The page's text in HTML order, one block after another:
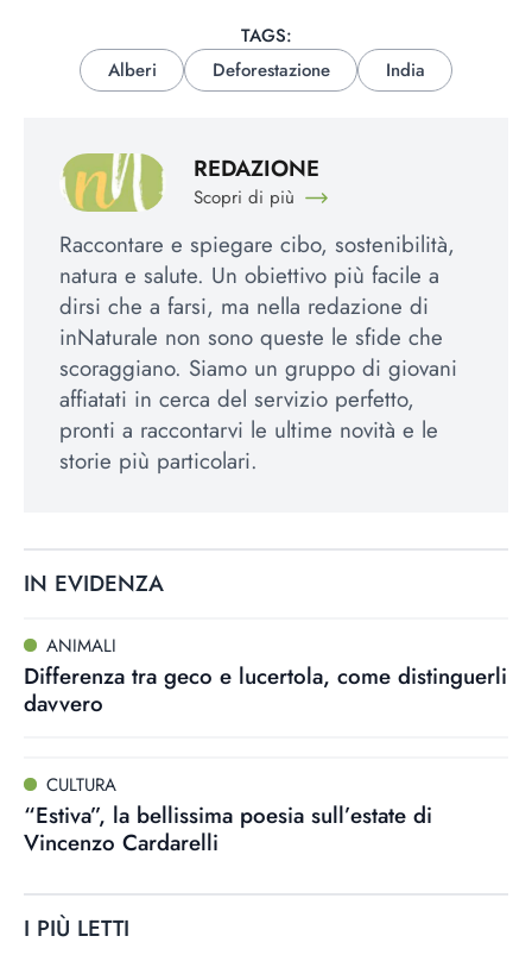
TAGS:
Alberi
Deforestazione India
REDAZIONE
Scopri di più
Raccontare e spiegare cibo, sostenibilità,
natura e salute. Un obiettivo più facile a
dirsi che a farsi, ma nella redazione di
inNaturale non sono queste le sfide che
scoraggiano. Siamo un gruppo di giovani
affiatati in cerca del servizio perfetto,
pronti a raccontarvi le ultime novità e le
storie più particolari.
IN EVIDENZA
ANIMALI
Differenza tra geco e lucertola, come distinguerli
davvero
CULTURA
“Estiva”, la bellissima poesia sull’estate di
Vincenzo Cardarelli
I PIÙ LETTI